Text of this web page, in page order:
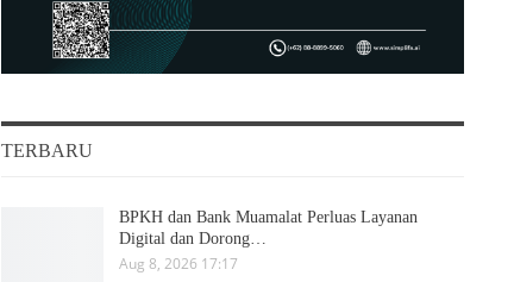
TERBARU
BPKH dan Bank Muamalat Perluas Layanan
Digital dan Dorong…
Aug 8, 2026 17:17